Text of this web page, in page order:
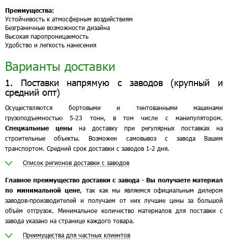
Преимущества:
Устойчивость к атмосферным воздействиям
Безграничные возможности дизайна
Высокая паропроницаемость
Удобство и легкость нанесения
Варианты доставки
1. Поставки напрямую с заводов (крупный и
средний опт)
Осуществляются бортовыми и тентованными машинами
грузоподъемностью 5-23 тонн, в том числе с манипулятором.
Специальные цены на доставку при регулярных поставках на
строительные объекты. Возможен самовывоз с завода Вашим
транспортом. Средний срок доставки с заводов 1-2 дня.
Список регионов доставки с заводов
Главное преимущество доставки с завода - Вы получаете материал
по минимальной цене, так как мы являемся официальным дилером
заводов-производителей и получаем от них лучшие цены за большой
объём отгрузок. Минимальное количество материалов для поставки с
завода указано на странице каждого товара.
Преимущества для частных клиентов